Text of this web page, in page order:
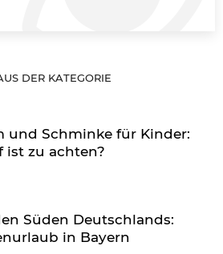
DER KATEGORIE
und Schminke für Kinder:
ist zu achten?
Süden Deutschlands:
in Bayern